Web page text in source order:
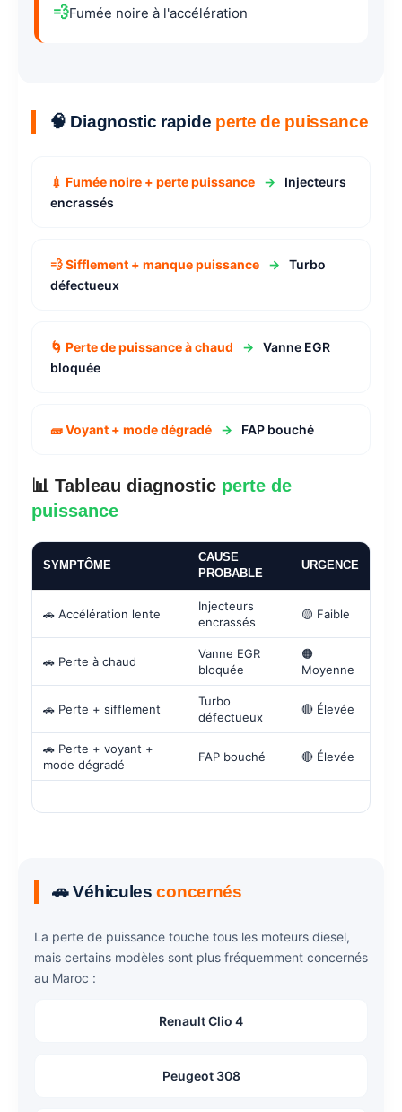
💨Fumée noire à l'accélération
🧠 Diagnostic rapide perte de puissance
💉 Fumée noire + perte puissance →
Injecteurs
encrassés
💨 Sifflement + manque puissance →
Turbo
défectueux
🌀 Perte de puissance à chaud →
Vanne EGR
bloquée
🧱 Voyant + mode dégradé → FAP bouché
📊 Tableau diagnostic perte de
puissance
SYMPTÔME
CAUSE
PROBABLE
URGENCE
🚗 Accélération lente
Injecteurs
encrassés
🟡 Faible
🚗 Perte à chaud
Vanne EGR
bloquée
🟠
Moyenne
🚗 Perte + sifflement
Turbo
défectueux
🔴 Élevée
🚗 Perte + voyant +
mode dégradé
FAP bouché 🔴 Élevée
🚗 Véhiculesconcernés
La perte de puissance touche tous les moteurs diesel,
mais certains modèles sont plus fréquemment concernés
au Maroc :
Renault Clio 4
Peugeot 308